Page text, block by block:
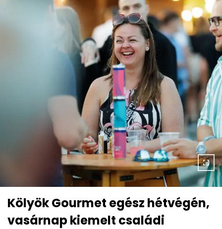
Kölyök Gourmet egész hétvégén,
vasárnap kiemelt családi